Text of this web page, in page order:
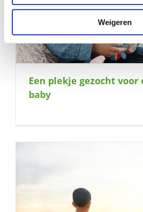
Weigeren
Een plekje gezocht
baby